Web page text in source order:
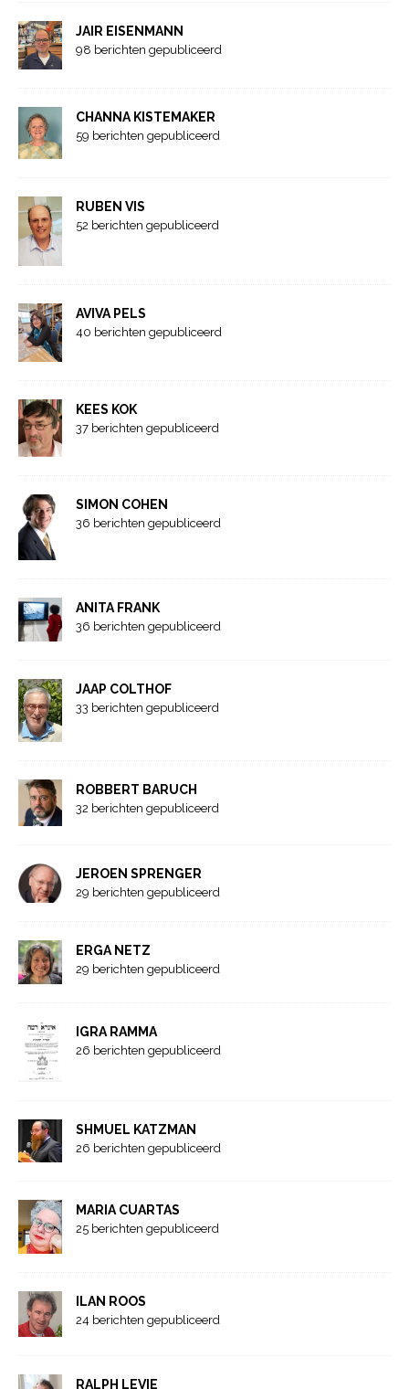
JAIR EISENMANN
98 berichten gepubliceerd
CHANNA KISTEMAKER
59 berichten gepubliceerd
RUBEN VIS
52 berichten gepubliceerd
AVIVA PELS
40 berichten gepubliceerd
KEES KOK
37 berichten gepubliceerd
SIMON COHEN
36 berichten gepubliceerd
ANITA FRANK
36 berichten gepubliceerd
JAAP COLTHOF
33 berichten gepubliceerd
ROBBERT BARUCH
32 berichten gepubliceerd
JEROEN SPRENGER
29 berichten gepubliceerd
ERGA NETZ
29 berichten gepubliceerd
IGRA RAMMA
26 berichten gepubliceerd
SHMUEL KATZMAN
26 berichten gepubliceerd
MARIA CUARTAS
25 berichten gepubliceerd
ILAN ROOS
24 berichten gepubliceerd
RALPH LEVIE